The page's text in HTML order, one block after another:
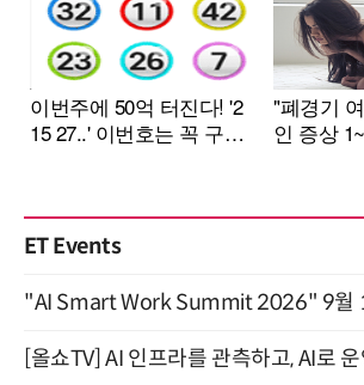
ET Events
"AI Smart Work Summit 2026" 9월